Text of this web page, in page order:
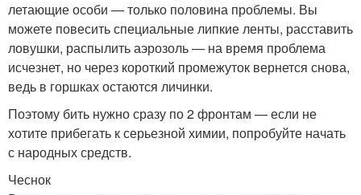
летающие особи — только половина проблемы. Вы
можете повесить специальные липкие ленты, расставить
ловушки, распылить аэрозоль — на время проблема
исчезнет, но через короткий промежуток вернется снова,
ведь в горшках остаются личинки.
Поэтому бить нужно сразу по 2 фронтам — если не
хотите прибегать к серьезной химии, попробуйте начать
с народных средств.
Чеснок